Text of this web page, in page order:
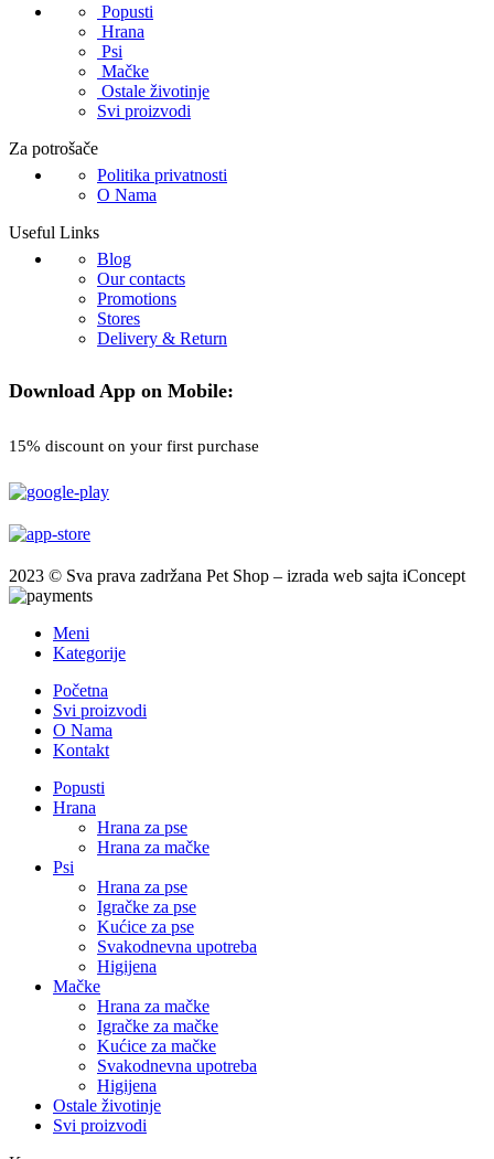
Popusti
Hrana
Psi
Mačke
Ostale životinje
Svi proizvodi
Za potrošače
Politika privatnosti
O Nama
Useful Links
Blog
Our contacts
Promotions
Stores
Delivery & Return
Download App on Mobile:
15% discount on your first purchase
2023 © Sva prava zadržana Pet Shop – izrada web sajta iConcept
Meni
Kategorije
Početna
Svi proizvodi
O Nama
Kontakt
Popusti
Hrana
Hrana za pse
Hrana za mačke
Psi
Hrana za pse
Igračke za pse
Kućice za pse
Svakodnevna upotreba
Higijena
Mačke
Hrana za mačke
Igračke za mačke
Kućice za mačke
Svakodnevna upotreba
Higijena
Ostale životinje
Svi proizvodi